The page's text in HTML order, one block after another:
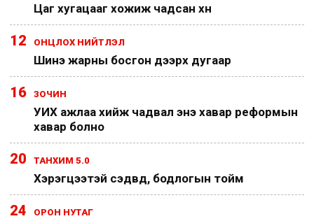
Цаг хугацааг хожиж чадсан хүн
12 ОНЦЛОХ НИЙТЛЭЛ
Шинэ жарны босгон дээрх дугаар
16 ЗОЧИН
УИХ ажлаа хийж чадвал энэ хавар реформын
хавар болно
20 ТАНХИМ 5.0
Хэрэгцээтэй сэдвүүд, бодлогын тойм
24 ОРОН НУТАГ